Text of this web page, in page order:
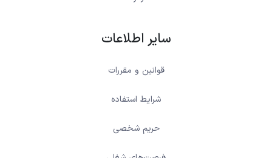
سایر اطلاعات
قوانین و مقررات
شرایط استفاده
حریم شخصی